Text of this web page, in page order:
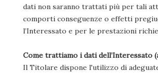
dati non saranno trattati più per tali
comporti conseguenze o effetti
l’Interessato e per le prestazioni
Come trattiamo i dati dell’Interessato
Il Titolare dispone l'utilizzo di